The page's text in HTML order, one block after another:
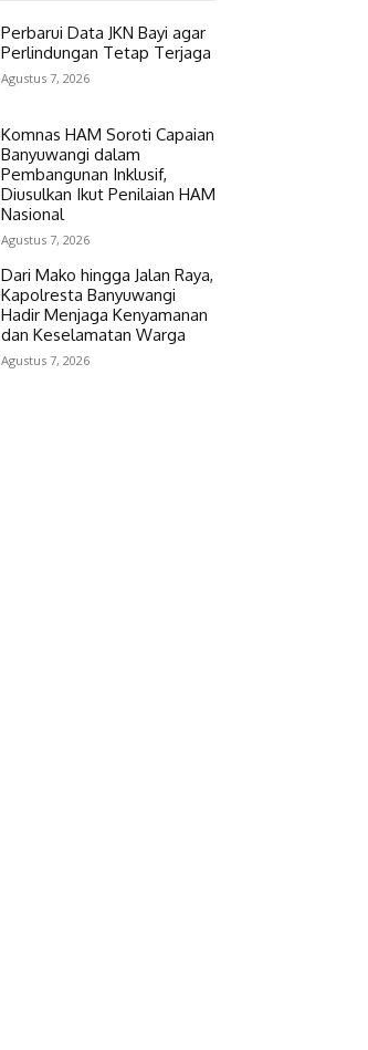
Perbarui Data JKN Bayi agar
Perlindungan Tetap Terjaga
Agustus 7, 2026
Komnas HAM Soroti Capaian
Banyuwangi dalam
Pembangunan Inklusif,
Diusulkan Ikut Penilaian HAM
Nasional
Agustus 7, 2026
Dari Mako hingga Jalan Raya,
Kapolresta Banyuwangi
Hadir Menjaga Kenyamanan
dan Keselamatan Warga
Agustus 7, 2026